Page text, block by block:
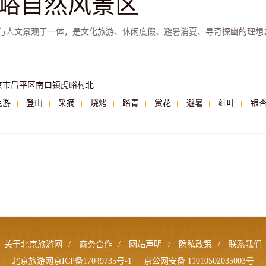
人文景观于一体，是文化旅游、休闲度假、避暑消夏、寻奇探幽的理想
市昌平区南口镇虎峪村北
游
登山 采摘 烧烤 踏青 赏花 避暑 红叶 银
关于北京旅游网 / 商务合作 / 网站声明 / 隐私政策 /
联系我们
北京旅游网京ICP备17049735号-1
京公网安备 11010502035003号